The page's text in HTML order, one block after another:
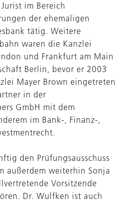
im Bereich
der ehemaligen
tätig. Weitere
waren die Kanzlei
und Frankfurt am Main
Berlin, bevor er 2003
Mayer Brown eingetreten
in der
GmbH mit dem
im Bank-, Finanz-,
den Prüfungsausschuss
außerdem weiterhin Sonja
Vorsitzende
Dr. Wulfken ist auch